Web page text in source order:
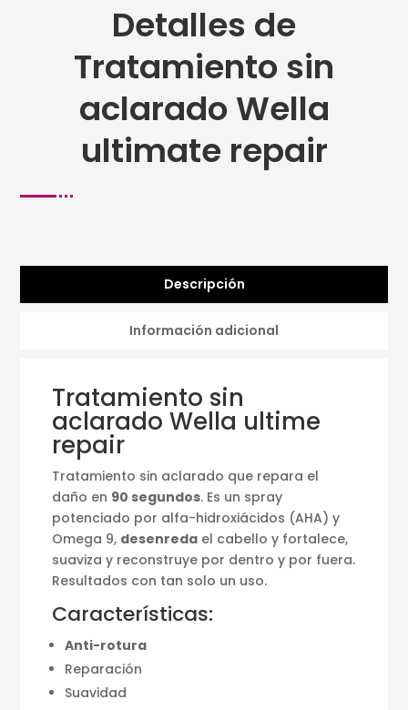
Detalles de
Tratamiento sin
aclarado Wella
ultimate repair
Descripción
Información adicional
Tratamiento sin
aclarado Wella ultime
repair
Tratamiento sin aclarado que repara el
daño en 90 segundos. Es un spray
potenciado por alfa-hidroxiácidos (AHA) y
Omega 9, desenreda el cabello y fortalece,
suaviza y reconstruye por dentro y por fuera.
Resultados con tan solo un uso.
Características:
Anti-rotura
Reparación
Suavidad